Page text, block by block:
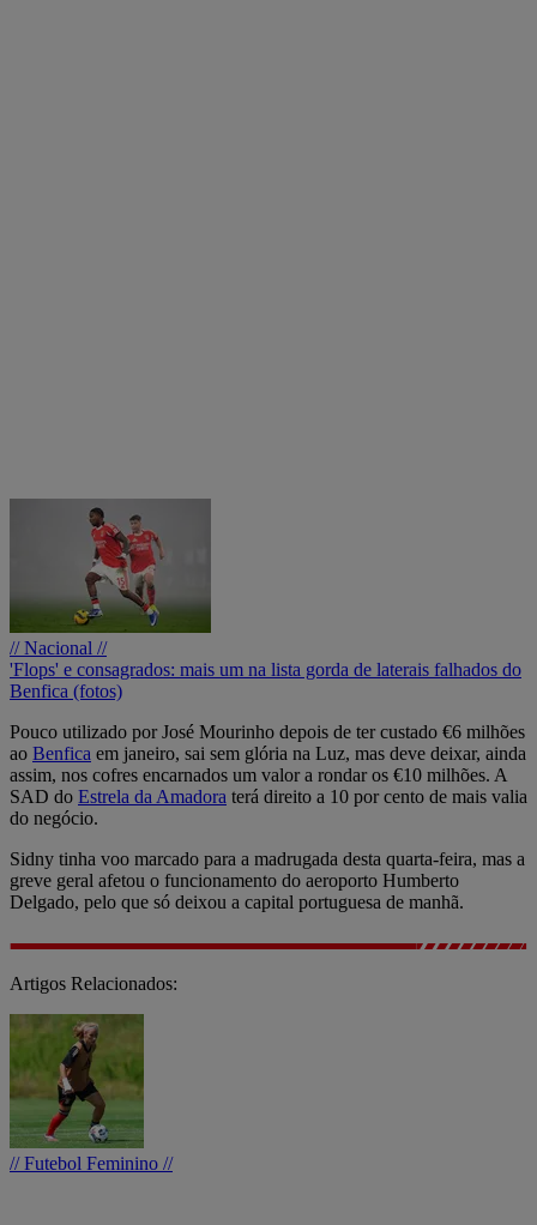
// Nacional //
'Flops' e consagrados: mais um na lista gorda de laterais falhados do
Benfica (fotos)
Pouco utilizado por José Mourinho depois de ter custado €6 milhões
ao Benfica em janeiro, sai sem glória na Luz, mas deve deixar, ainda
assim, nos cofres encarnados um valor a rondar os €10 milhões. A
SAD do Estrela da Amadora terá direito a 10 por cento de mais valia
do negócio.
Sidny tinha voo marcado para a madrugada desta quarta-feira, mas a
greve geral afetou o funcionamento do aeroporto Humberto
Delgado, pelo que só deixou a capital portuguesa de manhã.
Artigos Relacionados:
// Futebol Feminino //